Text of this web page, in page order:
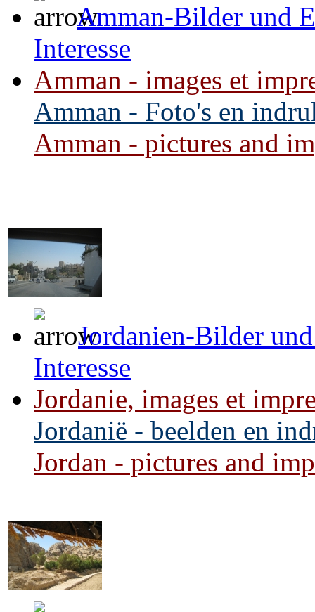
Amman-Bilder und
Interesse
Amman - images et
Amman - Foto's en
Amman - pictures and
Jordanien-Bilder
Interesse
Jordanie, images et
Jordanië - beelden en
Jordan - pictures and